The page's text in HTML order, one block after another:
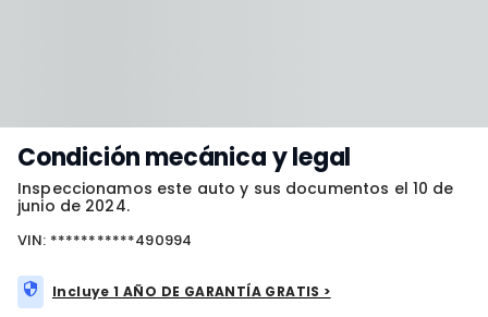
Condición mecánica y legal
Inspeccionamos este auto y sus documentos el 10 de
junio de 2024.
VIN: ***********490994
Incluye 1 AÑO DE GARANTÍA GRATIS >